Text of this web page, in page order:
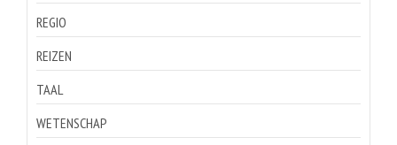
REGIO
REIZEN
TAAL
WETENSCHAP